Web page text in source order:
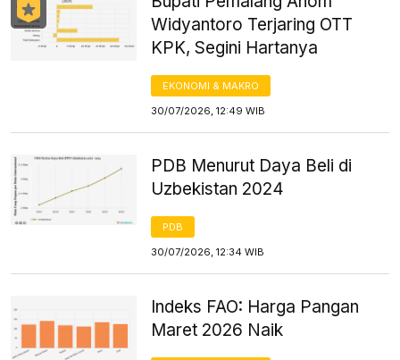
Widyantoro Terjaring OTT
KPK, Segini Hartanya
EKONOMI & MAKRO
30/07/2026, 12:49 WIB
PDB Menurut Daya Beli di
Uzbekistan 2024
PDB
30/07/2026, 12:34 WIB
Indeks FAO: Harga Pangan
Maret 2026 Naik